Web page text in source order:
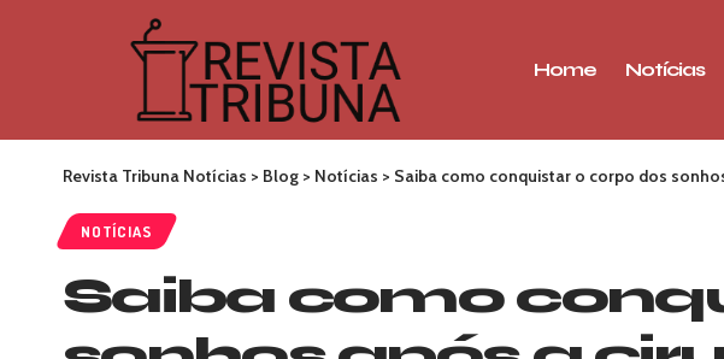
Home Notícias
Revista Tribuna Notícias > Blog > Notícias > Saiba como conquistar o corpo dos
NOTÍCIAS
Saiba como